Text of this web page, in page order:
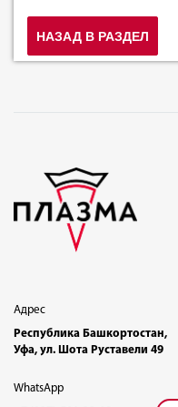
НАЗАД В РАЗДЕЛ
Адрес
Республика Башкортостан,
Уфа, ул. Шота Руставели 49
WhatsApp